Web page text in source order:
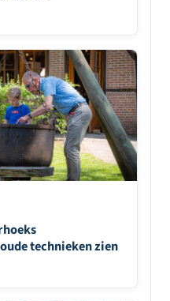
technieken zien